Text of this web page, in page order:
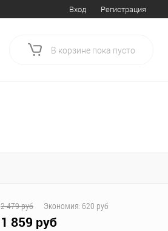
Вход Регистрация
В корзине пока пусто
2 479 руб Экономия: 620 руб
1 859 руб